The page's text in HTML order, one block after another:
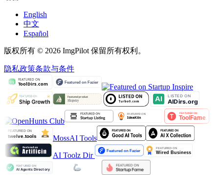
English
中文
Español
版权所有 © 2026 ImgPilot 保留所有权利。
隐私政策条款与条件
MossAI Tools
AI Toolz Dir